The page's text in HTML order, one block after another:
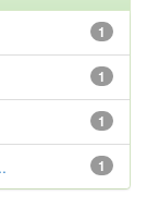
1
1
1
1